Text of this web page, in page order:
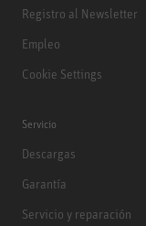
Registro al Newsletter
Empleo
Cookie Settings
Servicio
Descargas
Garantía
Servicio y reparación